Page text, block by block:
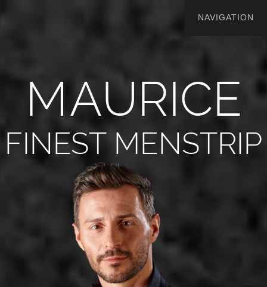
MAURICE
FINEST MENSTRIP